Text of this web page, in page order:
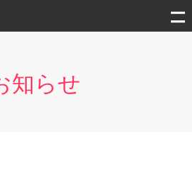
知らせ